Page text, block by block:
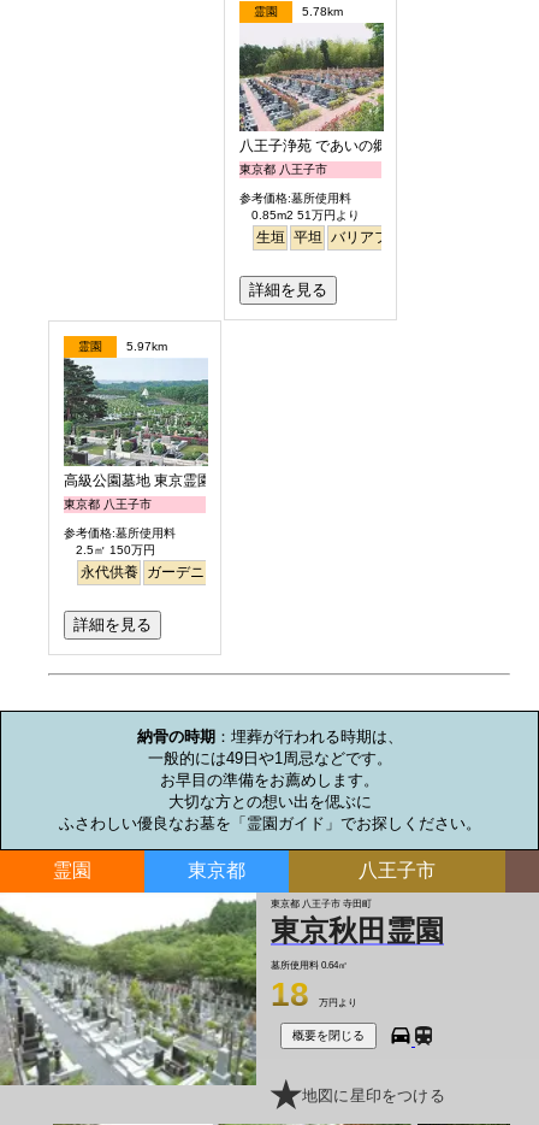
霊園 5.78km
八王子浄苑 であいの郷
東京都 八王子市
参考価格:墓所使用料
0.85m2 51万円より
生垣 平坦 バリアフリー
詳細を見る
霊園 5.97km
高級公園墓地 東京霊園
東京都 八王子市
参考価格:墓所使用料
2.5㎡ 150万円
永代供養 ガーデニング
詳細を見る
納骨の時期：埋葬が行われる時期は、
一般的には49日や1周忌などです。
お早目の準備をお薦めします。
大切な方との想い出を偲ぶに
ふさわしい優良なお墓を「霊園ガイド」でお探しください。
霊園 東京都 八王子市
東京都 八王子市 寺田町
東京秋田霊園
墓所使用料 0.64㎡
18 万円より
概要を閉じる
地図に星印をつける